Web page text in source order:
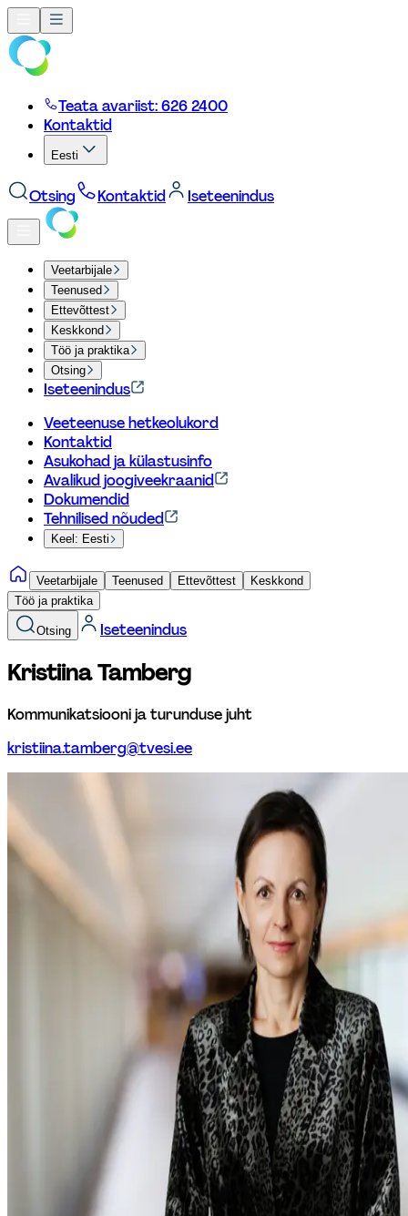
Teata avariist: 626 2400
Kontaktid
Eesti
Otsing Kontaktid Iseteenindus
Veetarbijale
Teenused
Ettevõttest
Keskkond
Töö ja praktika
Otsing
Iseteenindus
Veeteenuse hetkeolukord
Kontaktid
Asukohad ja külastusinfo
Avalikud joogiveekraanid
Dokumendid
Tehnilised nõuded
Keel: Eesti
Veetarbijale Teenused Ettevõttest
Keskkond
Töö ja praktika
Otsing Iseteenindus
Kristiina Tamberg
Kommunikatsiooni ja turunduse juht
kristiina.tamberg@tvesi.ee